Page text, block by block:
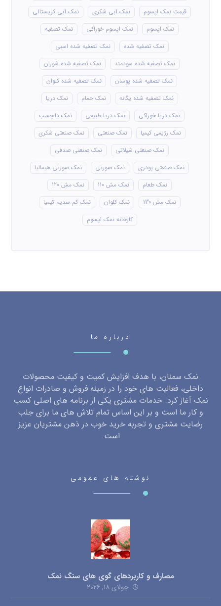
قیمت نمک اپسوم
نمک آبی شکری
نمک آبی کریستالی
نمک اپسوم
نمک اپسوم خوراکی
نمک تصفیه
نمک تصفیه شده
نمک تصفیه شده اسبی
نمک تصفیه شده سودمند
نمک تصفیه شده شوران
نمک تصفیه شده پوسان
نمک تصفیه شده کلوان
نمک تصفیه شده یگانه
نمک حمام
نمک دریا
نمک دریا خوراکی
نمک دریا طبیعی
نمک دلچسب
نمک رژیمی کیمیا
نمک صنعتی
نمک صنعتی شکری
نمک صنعتی شیلاتی
نمک صنعتی صدفی
نمک صنعتی پودری
نمک صورتی
نمک صورتی هیمالیا
نمک طعام
نمک مش 110
نمک مش 120
نمک مش 130
نمک کلوان
نمک کم سدیم کیمیا
کارخانه نمک اپسوم
درباره ما
نمک سمنان، با هدف افزایش کمیت و کیفیت محصولات
داخلی، فعالیت های خود را در زمینه فروش و صادرات انواع
نمک آغاز کرد. خدمات مشتری یکی از برنامه های اصلی کسب
و کار ما است و بر این اساس تمام تلاش های ما برای جلب
رضایت مشتری و تجربه خرید خوب در ذهن مشتریان عزیز
است.
نوشته های عمومی
مصارف و کاربردهای گوی های سنگ نمک
جولای ۱۸, ۲۰۲۶